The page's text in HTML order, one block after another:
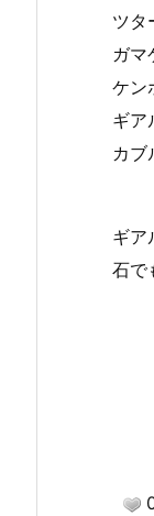
ツタ
ガマ
ケン
ギア
カブ
ギア
石で